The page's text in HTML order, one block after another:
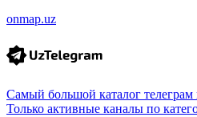
onmap.uz
Самый большой каталог телеграм
Только активные каналы по